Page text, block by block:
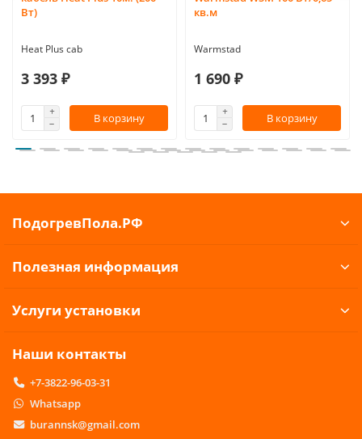
Вт)
Heat Plus cab
3 393 ₽
В корзину
кв.м
Warmstad
1 690 ₽
В корзину
ПодогревПола.РФ
Полезная информация
Услуги установки
Наши контакты
+7-3822-96-03-31
Whatsapp
burannsk@gmail.com